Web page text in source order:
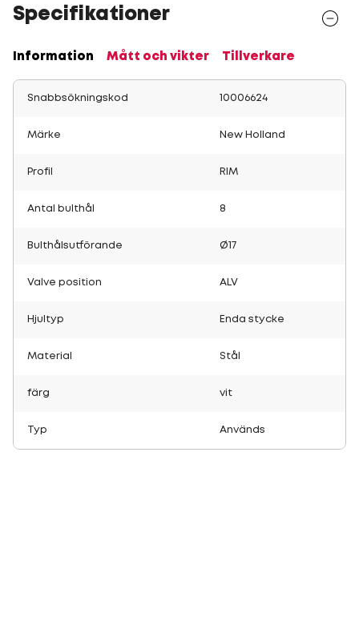
Specifikationer
Information Mått och vikter Tillverkare
Snabbsökningskod 10006624
Märke New Holland
Profil RIM
Antal bulthål 8
Bulthålsutförande Ø17
Valve position ALV
Hjultyp Enda stycke
Material Stål
färg vit
Typ Används